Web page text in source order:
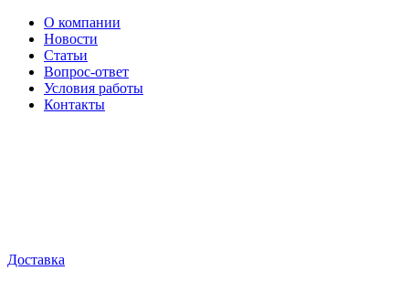
О компании
Новости
Статьи
Вопрос-ответ
Условия работы
Контакты
Доставка